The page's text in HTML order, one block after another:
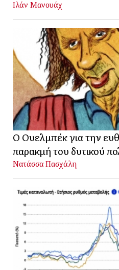
Ιλάν Μανουάχ
Ο Ουελμπέκ για την
παρακμή του δυτικού
Νατάσσα Πασχάλη